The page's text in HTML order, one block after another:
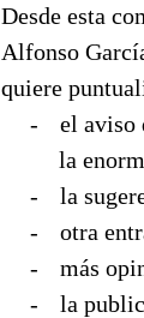
Desde esta
Alfonso
quiere
-
el aviso
la
-
la
-
otra
-
más
-
la